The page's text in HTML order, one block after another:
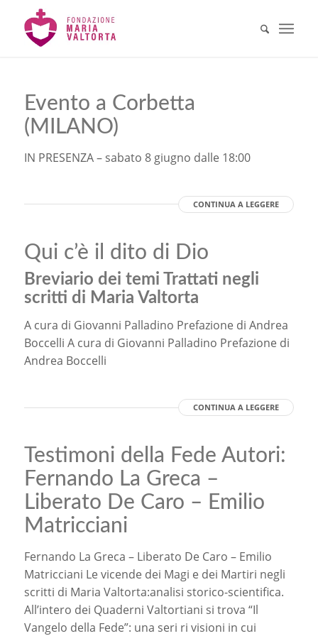
Evento a Corbetta
(MILANO)
IN PRESENZA – sabato 8 giugno dalle 18:00
CONTINUA A LEGGERE
Qui c’è il dito di Dio
Breviario dei temi Trattati negli
scritti di Maria Valtorta
A cura di Giovanni Palladino Prefazione di Andrea
Boccelli A cura di Giovanni Palladino Prefazione di
Andrea Boccelli
CONTINUA A LEGGERE
Testimoni della Fede Autori:
Fernando La Greca –
Liberato De Caro – Emilio
Matricciani
Fernando La Greca – Liberato De Caro – Emilio
Matricciani Le vicende dei Magi e dei Martiri negli
scritti di Maria Valtorta:analisi storico-scientifica.
All’intero dei Quaderni Valtortiani si trova “Il
Vangelo della Fede”: una seri ri visioni in cui